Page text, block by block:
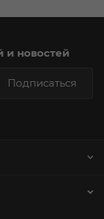
и новостей
Подписаться